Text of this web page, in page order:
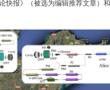
报》（被选为编辑推荐文章）